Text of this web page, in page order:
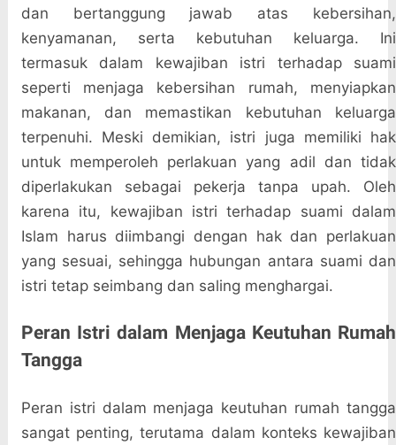
dan bertanggung jawab atas kebersihan,
kenyamanan, serta kebutuhan keluarga. Ini
termasuk dalam kewajiban istri terhadap suami
seperti menjaga kebersihan rumah, menyiapkan
makanan, dan memastikan kebutuhan keluarga
terpenuhi. Meski demikian, istri juga memiliki hak
untuk memperoleh perlakuan yang adil dan tidak
diperlakukan sebagai pekerja tanpa upah. Oleh
karena itu, kewajiban istri terhadap suami dalam
Islam harus diimbangi dengan hak dan perlakuan
yang sesuai, sehingga hubungan antara suami dan
istri tetap seimbang dan saling menghargai.
Peran Istri dalam Menjaga Keutuhan Rumah
Tangga
Peran istri dalam menjaga keutuhan rumah tangga
sangat penting, terutama dalam konteks kewajiban